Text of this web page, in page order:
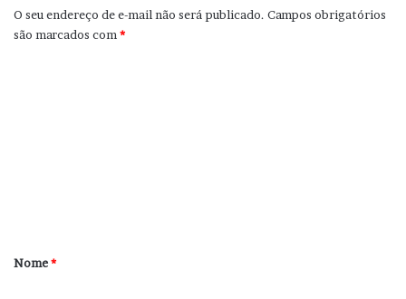
O seu endereço de e-mail não será publicado. Campos obrigatórios
são marcados com *
r
Nome*